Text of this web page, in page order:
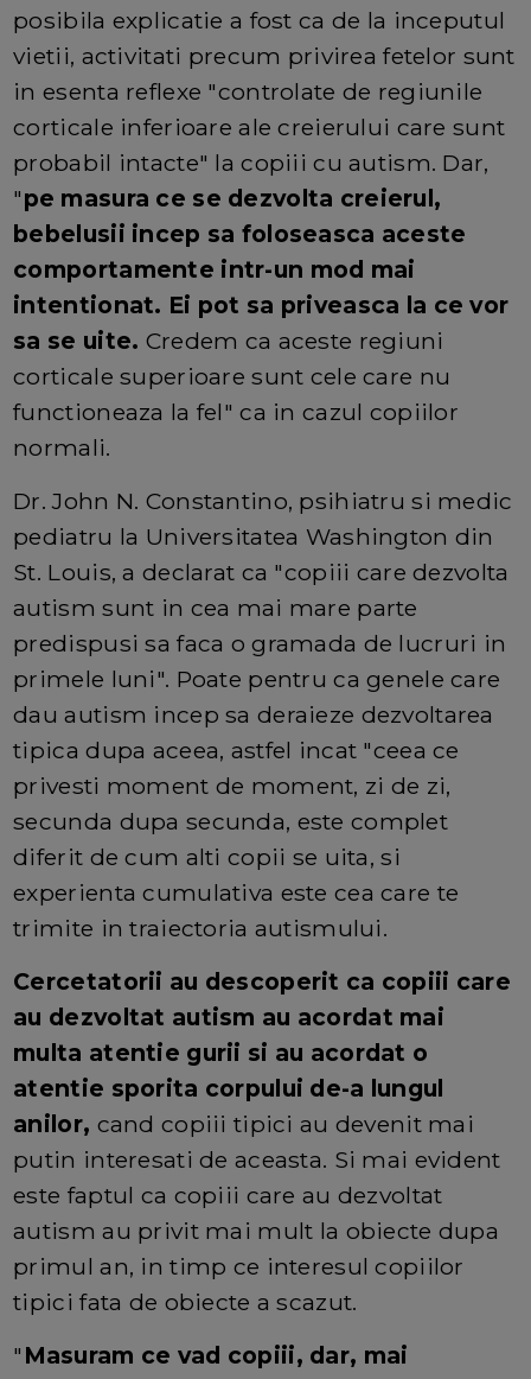
posibila explicatie a fost ca de la inceputul
vietii, activitati precum privirea fetelor sunt
in esenta reflexe "controlate de regiunile
corticale inferioare ale creierului care sunt
probabil intacte" la copiii cu autism. Dar,
"pe masura ce se dezvolta creierul,
bebelusii incep sa foloseasca aceste
comportamente intr-un mod mai
intentionat. Ei pot sa priveasca la ce vor
sa se uite. Credem ca aceste regiuni
corticale superioare sunt cele care nu
functioneaza la fel" ca in cazul copiilor
normali.
Dr. John N. Constantino, psihiatru si medic
pediatru la Universitatea Washington din
St. Louis, a declarat ca "copiii care dezvolta
autism sunt in cea mai mare parte
predispusi sa faca o gramada de lucruri in
primele luni". Poate pentru ca genele care
dau autism incep sa deraieze dezvoltarea
tipica dupa aceea, astfel incat "ceea ce
privesti moment de moment, zi de zi,
secunda dupa secunda, este complet
diferit de cum alti copii se uita, si
experienta cumulativa este cea care te
trimite in traiectoria autismului.
Cercetatorii au descoperit ca copiii care
au dezvoltat autism au acordat mai
multa atentie gurii si au acordat o
atentie sporita corpului de-a lungul
anilor, cand copiii tipici au devenit mai
putin interesati de aceasta. Si mai evident
este faptul ca copiii care au dezvoltat
autism au privit mai mult la obiecte dupa
primul an, in timp ce interesul copiilor
tipici fata de obiecte a scazut.
" Masuram ce vad copiii, dar, mai